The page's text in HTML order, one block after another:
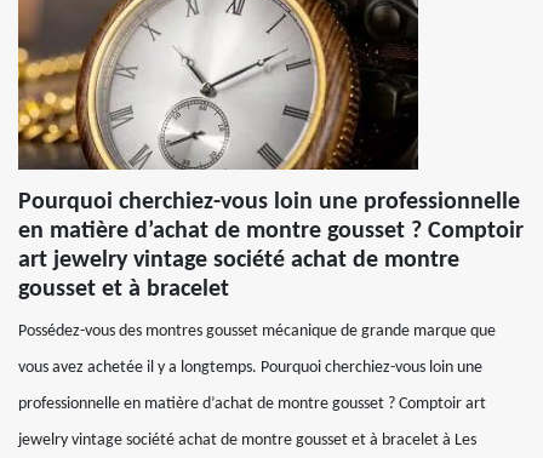
Pourquoi cherchiez-vous loin une professionnelle
en matière d’achat de montre gousset ? Comptoir
art jewelry vintage société achat de montre
gousset et à bracelet
Possédez-vous des montres gousset mécanique de grande marque que
vous avez achetée il y a longtemps. Pourquoi cherchiez-vous loin une
professionnelle en matière d’achat de montre gousset ? Comptoir art
jewelry vintage société achat de montre gousset et à bracelet à Les